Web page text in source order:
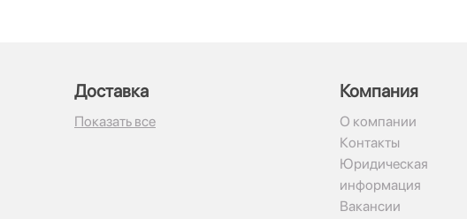
Доставка
Показать все
Компания
О компании
Контакты
Юридическая
информация
Вакансии